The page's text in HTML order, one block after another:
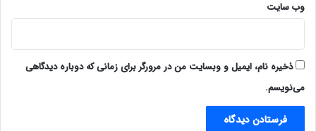
وب‌ سایت
ذخیره نام، ایمیل و وبسایت من در مرورگر برای زمانی که دوباره دیدگاهی
می‌نویسم.